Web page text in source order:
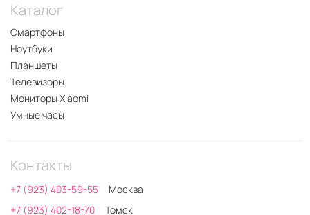
Каталог
Смартфоны
Ноутбуки
Планшеты
Телевизоры
Мониторы Xiaomi
Умные часы
Контакты
+7 (923) 403-59-55
Москва
+7 (923) 402-18-70
Томск